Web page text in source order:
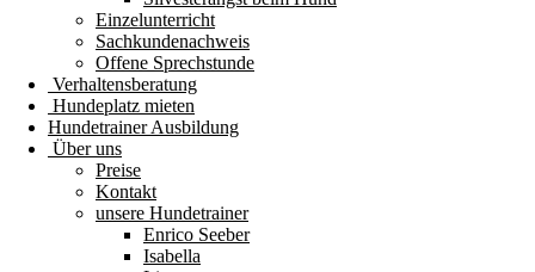
Einzelunterricht
Sachkundenachweis
Offene Sprechstunde
Verhaltensberatung
Hundeplatz mieten
Hundetrainer Ausbildung
Über uns
Preise
Kontakt
unsere Hundetrainer
Enrico Seeber
Isabella